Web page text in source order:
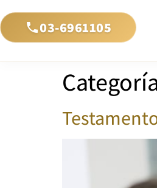
03-6961105